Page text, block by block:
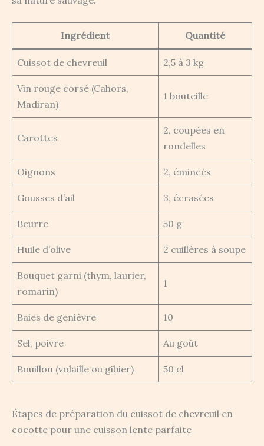
Ingrédient Quantité
Cuissot de chevreuil 2,5 à 3 kg
Vin rouge corsé (Cahors,
Madiran)
1 bouteille
Carottes
2, coupées en
rondelles
Oignons 2, émincés
Gousses d’ail 3, écrasées
Beurre 50 g
Huile d’olive 2 cuillères à soupe
Bouquet garni (thym, laurier,
romarin)
1
Baies de genièvre 10
Sel, poivre Au goût
Bouillon (volaille ou gibier) 50 cl
Étapes de préparation du cuissot de chevreuil en
cocotte pour une cuisson lente parfaite